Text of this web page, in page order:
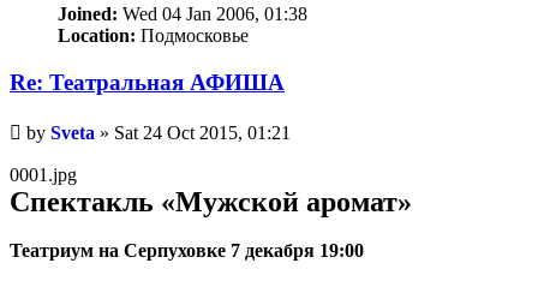
Joined: Wed 04 Jan 2006, 01:38
Location: Подмосковье
Re: Театральная АФИША
Unread
post
by Sveta » Sat 24 Oct 2015, 01:21
0001.jpg
Спектакль «Мужской аромат»
Театриум на Серпуховке 7 декабря 19:00